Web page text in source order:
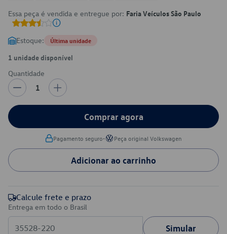
Essa peça é vendida e entregue por: Faria Veículos São Paulo
Estoque: Última unidade
1 unidade disponível
Quantidade
1
Comprar agora
Pagamento seguro• Peça original Volkswagen
Adicionar ao carrinho
Calcule frete e prazo
Entrega em todo o Brasil
Simular